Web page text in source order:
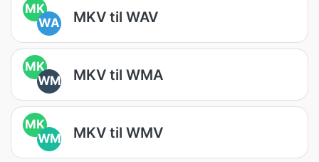
MK
WA
MKV til WAV
MK
WM
MKV til WMA
MK
WM
MKV til WMV